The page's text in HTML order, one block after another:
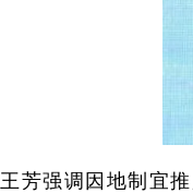
王芳强调因地制宜